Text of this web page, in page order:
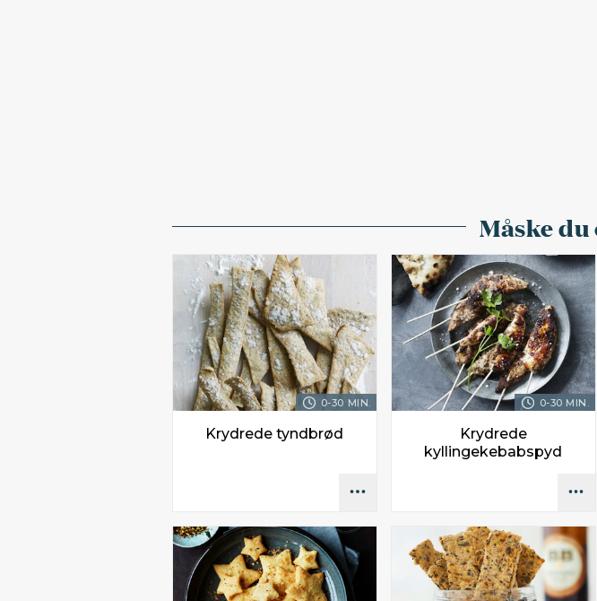
Måske
0-30 MIN.
Krydrede tyndbrød
0-30 MIN.
Krydrede
kyllingekebabspyd